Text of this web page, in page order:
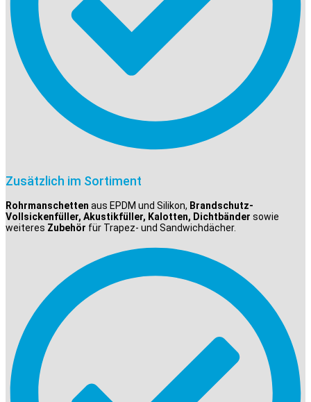
Zusätzlich im Sortiment
Rohrmanschetten aus EPDM und Silikon, Brandschutz-
Vollsickenfüller, Akustikfüller, Kalotten, Dichtbänder sowie
weiteres Zubehör für Trapez- und Sandwichdächer.